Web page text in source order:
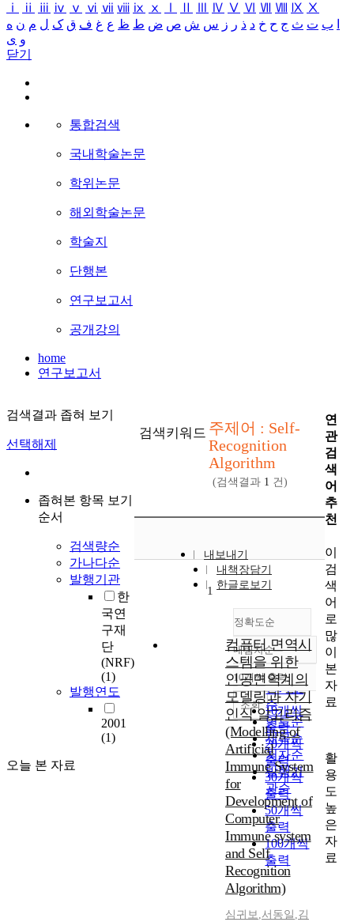
ⅰ
ⅱ ⅲ ⅳ ⅴ ⅵ ⅶ ⅷ ⅸ ⅹ Ⅳ Ⅴ Ⅵ Ⅶ Ⅷ Ⅸ Ⅹ
ب ت ث ج ح خ د ذ ر ز س ش ص ض ط ظ ع غ ف ق ک ل م ن ه
و ی
닫기
통합검색
국내학술논문
학위논문
해외학술논문
학술지
단행본
연구보고서
공개강의
home
연구보고서
검색결과 좁혀 보기
선택해제
좁혀본 항목 보기
순서
검색량순
가나다순
발행기관
한
국연
구재
단
(NRF)
(1)
발행연도
2001
(1)
오늘 본 자료
검색키워드 주제어 : Self-
Recognition
Algorithm
(검색결과 1 건)
내보내기
내책장담기
한글로보기
정확도순
정확도
순
인기도
순
연도순
제목순
저자순
발행기
관순
내림차순
내림차순
10개씩 출력
10개씩
출력
20개씩
출력
30개씩
출력
50개씩
출력
100개씩
출력
조회
1
컴퓨터 면역시
스템을 위한
인공면역계의
모델링과 자기
인식 알고리즘
(Modelling of
Artificial
Immune System
for
Development of
Computer
Immune system
and Self
Recognition
Algorithm)
심귀보,서동일 ,김
연
관
검
색
어
추
천
이
검
색
어
로
많
이
본
자
료
활
용
도
높
은
자
료